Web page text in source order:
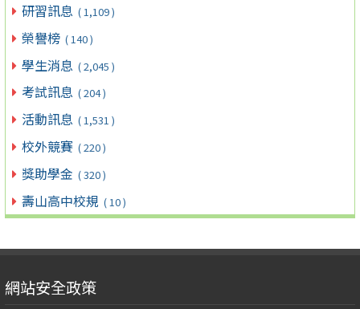
研習訊息 ( 1,109 )
榮譽榜 ( 140 )
學生消息 ( 2,045 )
考試訊息 ( 204 )
活動訊息 ( 1,531 )
校外競賽 ( 220 )
獎助學金 ( 320 )
壽山高中校規 ( 10 )
網站安全政策